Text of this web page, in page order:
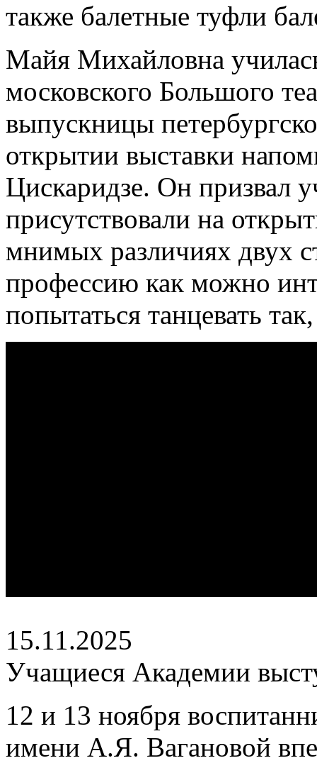
также балетные туфли
Майя Михайловна
московского Большого
выпускницы
открытии выставки
Цискаридзе. Он призвал
присутствовали на
мнимых различиях двух
профессию как можно
попытаться танцевать
15.11.2025
Учащиеся Академии
12 и 13 ноября
имени А.Я. Вагановой